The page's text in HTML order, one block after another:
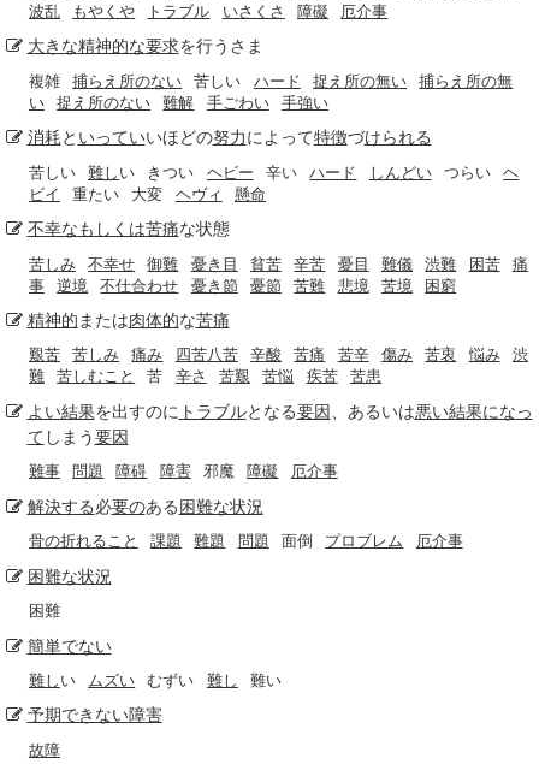
波乱
もやくや トラブル いさくさ 障礙 厄介事
大きな精神的な要求を行うさま
複雑 捕らえ所のない 苦しい ハード 捉え所の無い
捕らえ所の無
い
捉え所のない 難解 手ごわい 手強い
消耗と いっていいほどの努力によって特徴づけられる
苦しい 難し い きつい ヘビー 辛い ハード しんどい つらい
ヘ
ビイ
重たい 大変 ヘヴィ 懸命
不幸なもしくは苦痛な状態
苦しみ 不幸せ 御難 憂き目 貧苦 辛苦 憂目 難儀 渋難 困苦
痛
事
逆境 不仕合わせ 憂き節 憂節 苦難 悲境 苦境 困窮
精神的 または肉体的な苦痛
艱苦 苦しみ 痛み 四苦八苦 辛酸 苦痛 苦辛 傷み 苦衷 悩み
渋
難
苦しむこと 苦 辛さ 苦艱 苦悩 疾苦 苦患
よい結果を出すのに トラブルとなる要因 、あるいは悪い結果になっ
て しまう要因
難事 問題 障碍 障害 邪魔 障礙 厄介事
解決する必要のある 困難な状況
骨の折れること 課題 難題 問題 面倒 プロブレム 厄介事
困難な状況
困難
簡単でない
難し い ムズい むずい 難し 難い
予期できない障害
故障